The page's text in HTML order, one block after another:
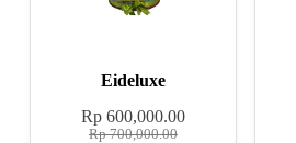
Eideluxe
Rp700,000.00
Rp600,000.00